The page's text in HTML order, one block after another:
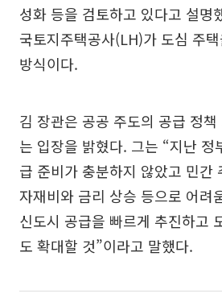
성화 등을 검토하고 있다고 설명
국토지주택공사(LH)가 도심 주
방식이다.
김 장관은 공공 주도의 공급 정
는 입장을 밝혔다. 그는 “지난 정
급 준비가 충분하지 않았고 민간
자재비와 금리 상승 등으로 어려
신도시 공급을 빠르게 추진하고
도 확대할 것”이라고 말했다.